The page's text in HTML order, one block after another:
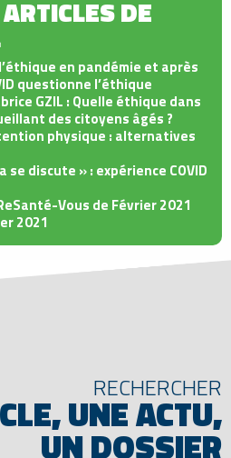
DE
en pandémie et après
questionne l’éthique
GZIL : Quelle éthique dans
des citoyens âgés ?
physique : alternatives
se discute » : expérience COVID
Vous de Février 2021
2021
RECHERCHER
UNE ACTU,
UN DOSSIER